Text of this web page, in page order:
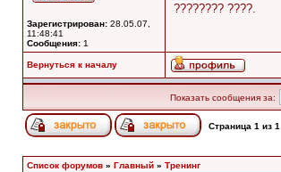
Зарегистрирован: 28.05.07,
11:48:41
Сообщения: 1
???????? ????.
Вернуться к началу
Показать сообщения за:
Страница 1 из 1
Список форумов » Главный » Тренинг